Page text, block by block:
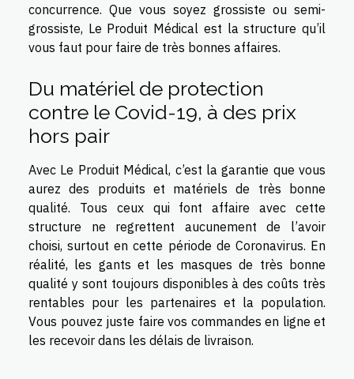
concurrence. Que vous soyez grossiste ou semi-
grossiste, Le Produit Médical est la structure qu’il
vous faut pour faire de très bonnes affaires.
Du matériel de protection
contre le Covid-19, à des prix
hors pair
Avec Le Produit Médical, c’est la garantie que vous
aurez des produits et matériels de très bonne
qualité. Tous ceux qui font affaire avec cette
structure ne regrettent aucunement de l’avoir
choisi, surtout en cette période de Coronavirus. En
réalité, les gants et les masques de très bonne
qualité y sont toujours disponibles à des coûts très
rentables pour les partenaires et la population.
Vous pouvez juste faire vos commandes en ligne et
les recevoir dans les délais de livraison.